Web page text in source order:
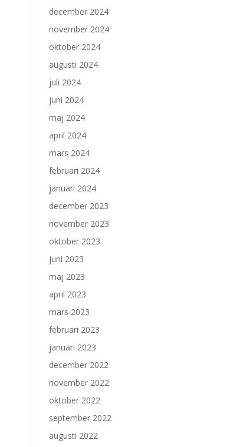
december 2024
november 2024
oktober 2024
augusti 2024
juli 2024
juni 2024
maj 2024
april 2024
mars 2024
februari 2024
januari 2024
december 2023
november 2023
oktober 2023
juni 2023
maj 2023
april 2023
mars 2023
februari 2023
januari 2023
december 2022
november 2022
oktober 2022
september 2022
augusti 2022